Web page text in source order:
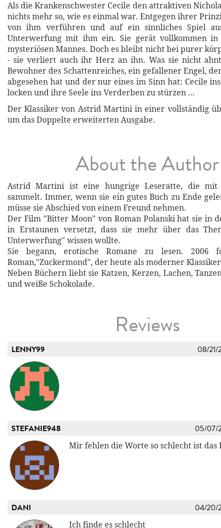
Als die Krankenschwester Cecile den attraktiven
nichts mehr so, wie es einmal war. Entgegen ihrer
von ihm verführen und auf ein sinnliches Spiel
Unterwerfung mit ihm ein. Sie gerät vollkommen in
mysteriösen Mannes. Doch es bleibt nicht bei purer
- sie verliert auch ihr Herz an ihn. Was sie nicht
Bewohner des Schattenreiches, ein gefallener Engel,
abgesehen hat und der nur eines im Sinn hat: Cecile
locken und ihre Seele ins Verderben zu stürzen …
Der Klassiker von Astrid Martini in einer vollständig
um das Doppelte erweiterten Ausgabe.
About the Author
Astrid Martini ist eine hungrige Leseratte, die mit
sammelt. Immer, wenn sie ein gutes Buch zu Ende
müsse sie Abschied von einem Freund nehmen.
Der Film "Bitter Moon" von Roman Polanski hat sie in
in Erstaunen versetzt, dass sie mehr über das
Unterwerfung" wissen wollte.
Sie begann, erotische Romane zu lesen. 2006
Roman,"Zuckermond", der heute als moderner
Neben Büchern liebt sie Katzen, Kerzen, Lachen,
und weiße Schokolade.
Reviews
LENNY99 08/21/
STEFANIE948 05/07/
Mir fehlen die Worte so schlecht ist das
DANI 04/20/
Ich finde es schlecht